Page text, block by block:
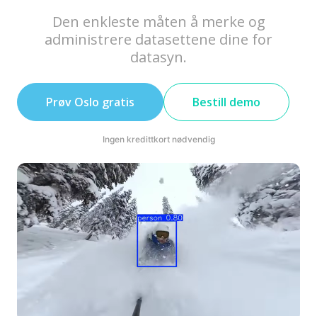
Den enkleste måten å merke og
administrere datasettene dine for
datasyn.
Prøv Oslo gratis Bestill demo
Ingen kredittkort nødvendig